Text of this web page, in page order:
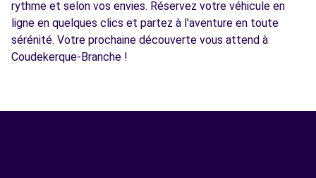
rythme et selon vos envies. Réservez votre véhicule en
ligne en quelques clics et partez à l'aventure en toute
sérénité. Votre prochaine découverte vous attend à
Coudekerque-Branche !